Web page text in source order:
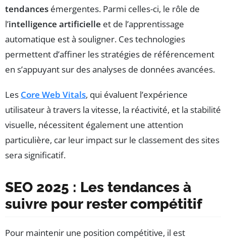
tendances émergentes. Parmi celles-ci, le rôle de
l’intelligence artificielle et de l’apprentissage
automatique est à souligner. Ces technologies
permettent d’affiner les stratégies de référencement
en s’appuyant sur des analyses de données avancées.
Les Core Web Vitals, qui évaluent l’expérience
utilisateur à travers la vitesse, la réactivité, et la stabilité
visuelle, nécessitent également une attention
particulière, car leur impact sur le classement des sites
sera significatif.
SEO 2025 : Les tendances à
suivre pour rester compétitif
Pour maintenir une position compétitive, il est